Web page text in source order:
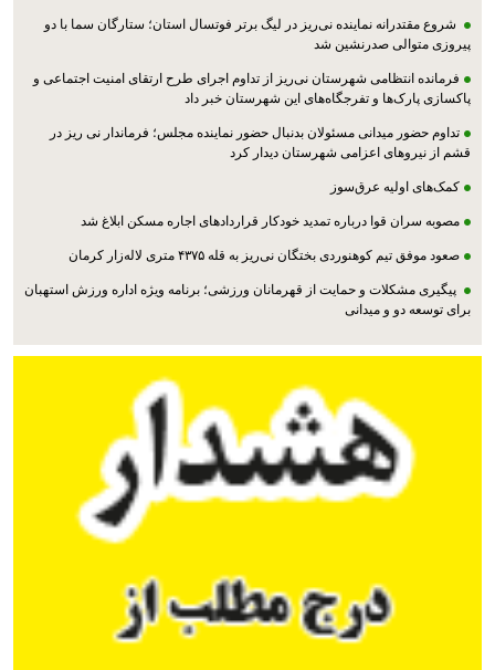
شروع مقتدرانه نماینده نی‌ریز در لیگ برتر فوتسال استان؛ ستارگان سما با دو
پیروزی متوالی صدرنشین شد
فرمانده انتظامی شهرستان نی‌ریز از تداوم اجرای طرح ارتقای امنیت اجتماعی و
پاکسازی پارک‌ها و تفرجگاه‌های این شهرستان خبر داد
تداوم حضور میدانی مسئولان بدنبال حضور نماینده مجلس؛ فرماندار نی ریز در
قشم از نیروهای اعزامی شهرستان دیدار کرد
کمک‌های اولیه عرق‌سوز
مصوبه سران قوا درباره تمدید خودکار قراردادهای اجاره مسکن ابلاغ شد
صعود موفق تیم کوهنوردی بختگان نی‌ریز به قله ۴۳۷۵ متری لاله‌زار کرمان
پیگیری مشکلات و حمایت از قهرمانان ورزشی؛ برنامه ویژه اداره ورزش استهبان
برای توسعه دو و میدانی